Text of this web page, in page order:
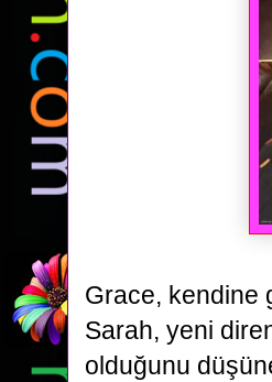
Grace, kendine
Sarah, yeni
olduğunu